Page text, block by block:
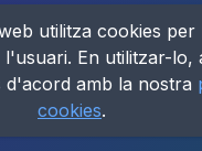
utilitza cookies per
En utilitzar-lo,
d'acord amb la nostra
cookies.